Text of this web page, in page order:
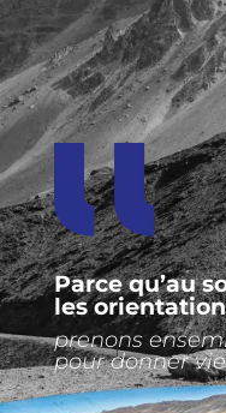
Parce qu’au
les
prenons
pour donner